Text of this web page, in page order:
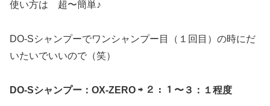
使い方は 超〜簡単♪
DO-Sシャンプーでワンシャンプー目（１回目）の時にだ
いたいでいいので（笑）
DO-Sシャンプー：OX-ZERO ⇨ ２：１〜３：１程度